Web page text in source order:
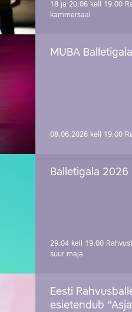
18 ja 20.06 kell 19.00
kammersaal
MUBA
08.06.2026 kell 19.00
Balletigala 2026
29.04 kell 19.00
suur maja
Eesti
esietendub